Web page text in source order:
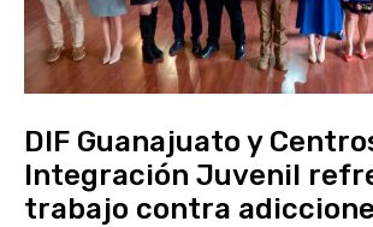
DIF Guanajuato y
Integración Juvenil
trabajo contra